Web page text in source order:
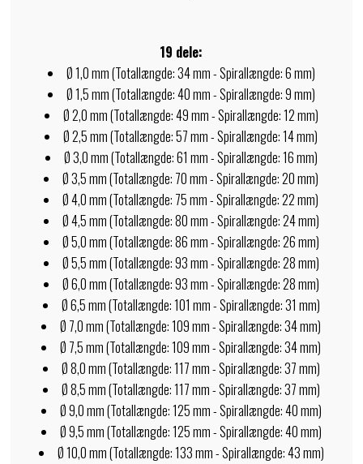
19 dele:
Ø 1,0 mm (Totallængde: 34 mm - Spirallængde: 6 mm)
Ø 1,5 mm (Totallængde: 40 mm - Spirallængde: 9 mm)
Ø 2,0 mm (Totallængde: 49 mm - Spirallængde: 12 mm)
Ø 2,5 mm (Totallængde: 57 mm - Spirallængde: 14 mm)
Ø 3,0 mm (Totallængde: 61 mm - Spirallængde: 16 mm)
Ø 3,5 mm (Totallængde: 70 mm - Spirallængde: 20 mm)
Ø 4,0 mm (Totallængde: 75 mm - Spirallængde: 22 mm)
Ø 4,5 mm (Totallængde: 80 mm - Spirallængde: 24 mm)
Ø 5,0 mm (Totallængde: 86 mm - Spirallængde: 26 mm)
Ø 5,5 mm (Totallængde: 93 mm - Spirallængde: 28 mm)
Ø 6,0 mm (Totallængde: 93 mm - Spirallængde: 28 mm)
Ø 6,5 mm (Totallængde: 101 mm - Spirallængde: 31 mm)
Ø 7,0 mm (Totallængde: 109 mm - Spirallængde: 34 mm)
Ø 7,5 mm (Totallængde: 109 mm - Spirallængde: 34 mm)
Ø 8,0 mm (Totallængde: 117 mm - Spirallængde: 37 mm)
Ø 8,5 mm (Totallængde: 117 mm - Spirallængde: 37 mm)
Ø 9,0 mm (Totallængde: 125 mm - Spirallængde: 40 mm)
Ø 9,5 mm (Totallængde: 125 mm - Spirallængde: 40 mm)
Ø 10,0 mm (Totallængde: 133 mm - Spirallængde: 43 mm)